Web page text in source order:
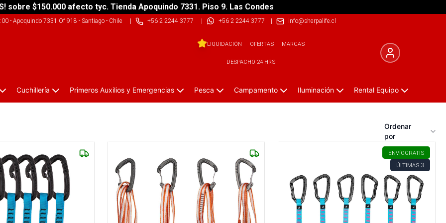
sobre $150.000 afecto tyc. Tienda Apoquindo 7331. Piso 9. Las Condes
- Apoquindo 7331 Of 918 - Santiago - Chile| +56 2 2244 3777 | +56 2 2244 3777 | info@sherpalife.cl
LIQUIDACIÓN OFERTAS MARCAS
DESPACHO 24 HRS
Cuchillería Primeros Auxilios y Emergencias Pesca Campamento Iluminación Rental Equipo
Ordenar
por
ENVÍOGRATIS
ÚLTIMAS 3